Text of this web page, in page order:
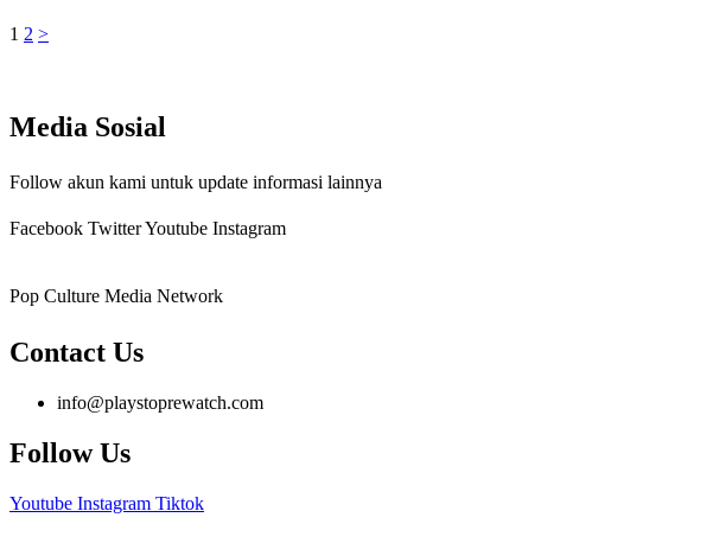
1 2 >
Media Sosial
Follow akun kami untuk update informasi lainnya
Facebook TwitterYoutube Instagram
Pop Culture Media Network
Contact Us
info@playstoprewatch.com
Follow Us
Youtube Instagram Tiktok